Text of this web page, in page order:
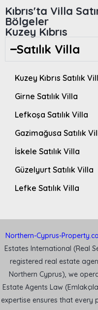
Kıbrıs'ta Villa
Bölgeler
Kuzey Kıbrıs
Satılık Villa
Kuzey Kıbrıs Satılık
Girne Satılık Villa
Lefkoşa Satılık Villa
Gazimağusa Satılık
İskele Satılık Villa
Güzelyurt Satılık Villa
Lefke Satılık Villa
Northern-Cyprus-
Estates International (Real
registered real estate
Northern Cyprus), we
Estate Agents Law
expertise ensures that